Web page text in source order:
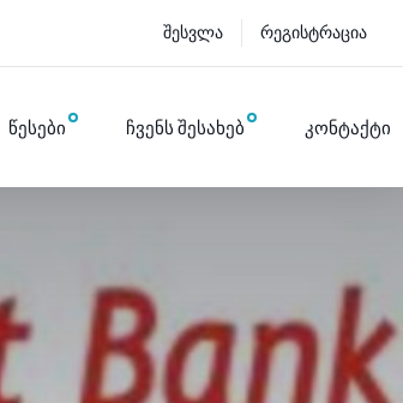
შესვლა რეგისტრაცია
წესები ჩვენს შესახებ კონტაქტი